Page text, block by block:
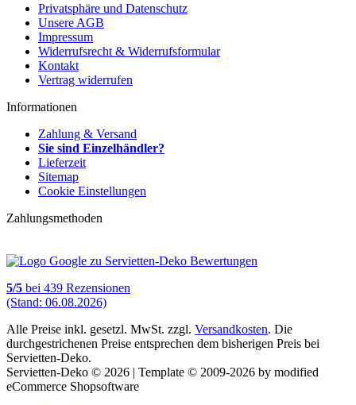
Privatsphäre und Datenschutz
Unsere AGB
Impressum
Widerrufsrecht & Widerrufsformular
Kontakt
Vertrag widerrufen
Informationen
Zahlung & Versand
Sie sind Einzelhändler?
Lieferzeit
Sitemap
Cookie Einstellungen
Zahlungsmethoden
5/5 bei 439 Rezensionen
(Stand: 06.08.2026)
Alle Preise inkl. gesetzl. MwSt. zzgl. Versandkosten. Die
durchgestrichenen Preise entsprechen dem bisherigen Preis bei
Servietten-Deko.
Servietten-Deko © 2026 | Template © 2009-2026 by modified
eCommerce Shopsoftware